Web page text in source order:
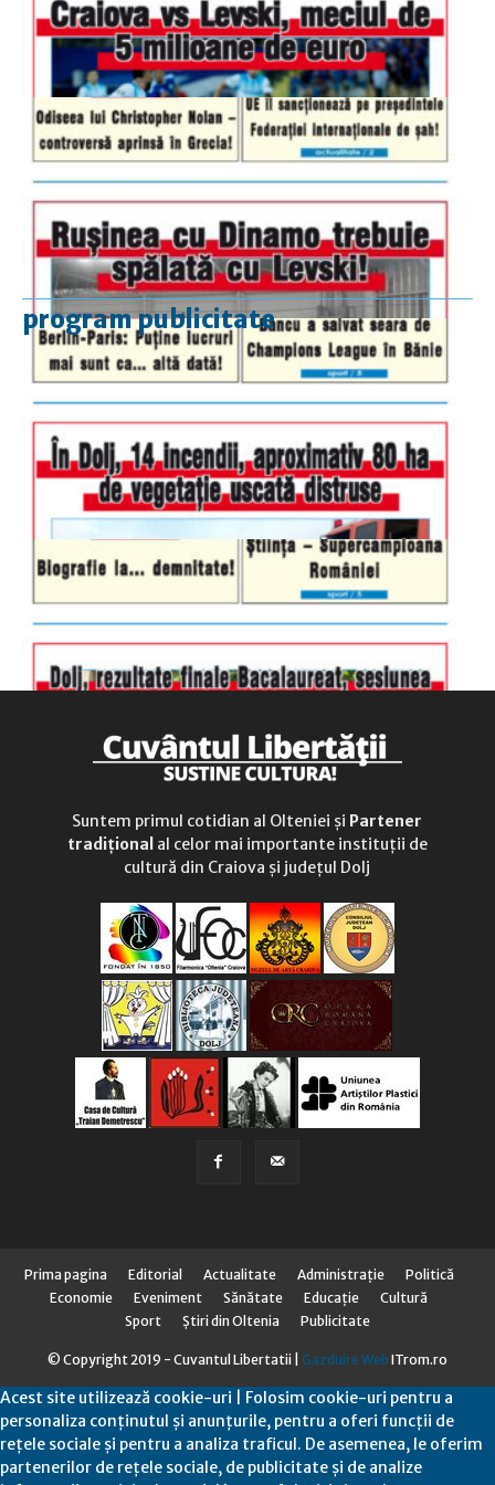
program publicitate
luni-vineri
9.00 - 17.00
duminică
9.00 - 12.00
Suntem primul cotidian al Olteniei și Partener
tradițional al celor mai importante instituții de
cultură din Craiova și județul Dolj
Prima pagina Editorial Actualitate Administraţie
Politică
Economie
Eveniment Sănătate Educaţie
Cultură
Sport
Știri din Oltenia Publicitate
© Copyright 2019 - Cuvantul Libertatii | Gazduire Web ITrom.ro
Acest site utilizează cookie-uri | Folosim cookie-uri pentru a
personaliza conținutul și anunțurile, pentru a oferi funcții de
rețele sociale și pentru a analiza traficul. De asemenea, le oferim
partenerilor de rețele sociale, de publicitate și de analize